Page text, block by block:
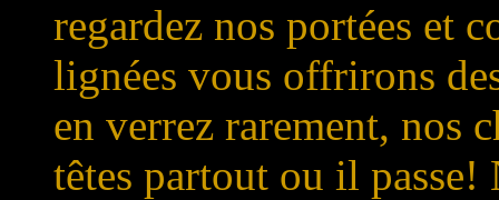
regardez nos portées et
lignées vous offrirons
en verrez rarement, nos
têtes partout ou il passe!